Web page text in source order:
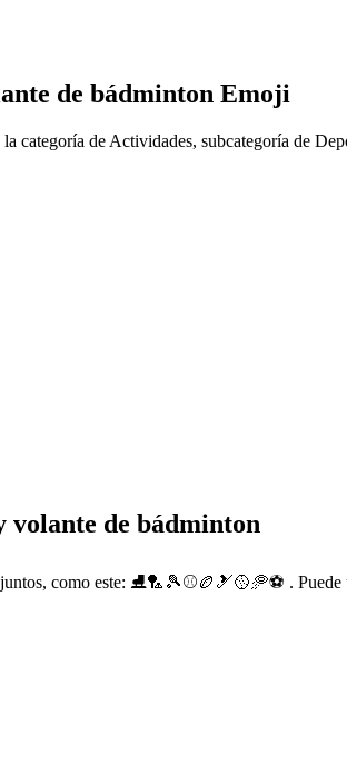
de bádminton Emoji
categoría de Actividades, subcategoría de
volante de bádminton
como este: ⛸🏸🎾⚾️🏉🎿🥎🥏⚽ . Puede